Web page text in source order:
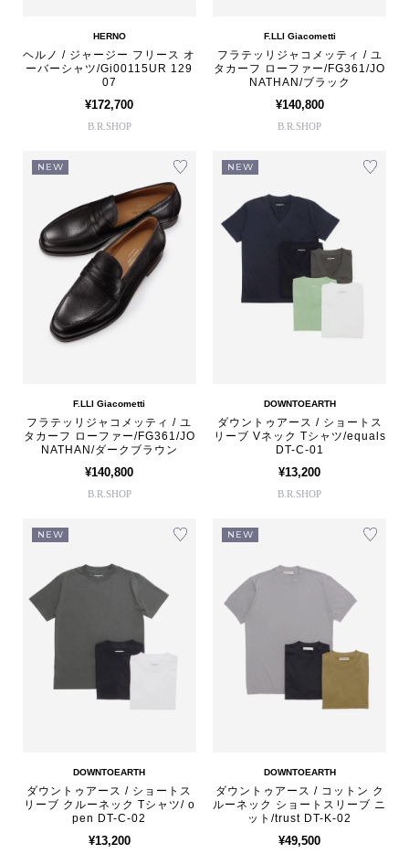
HERNO
ヘルノ / ジャージー フリース オ
ーバーシャツ/Gi00115UR 129
07
¥172,700
B.R.SHOP
F.LLI Giacometti
フラテッリジャコメッティ / ユ
タカーフ ローファー/FG361/JO
NATHAN/ブラック
¥140,800
B.R.SHOP
NEW
F.LLI Giacometti
フラテッリジャコメッティ / ユ
タカーフ ローファー/FG361/JO
NATHAN/ダークブラウン
¥140,800
B.R.SHOP
NEW
DOWNTOEARTH
ダウントゥアース / ショートス
リーブ Vネック Tシャツ/equals
DT-C-01
¥13,200
B.R.SHOP
NEW
DOWNTOEARTH
ダウントゥアース / ショートス
リーブ クルーネック Tシャツ/ o
pen DT-C-02
¥13,200
NEW
DOWNTOEARTH
ダウントゥアース / コットン ク
ルーネック ショートスリーブ ニ
ット/trust DT-K-02
¥49,500